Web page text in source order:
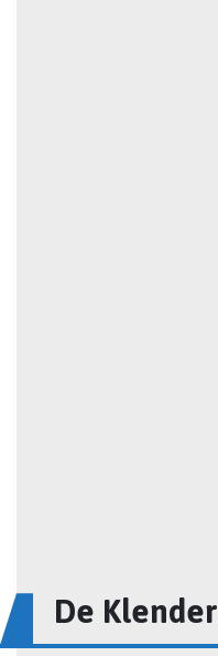
De Klender